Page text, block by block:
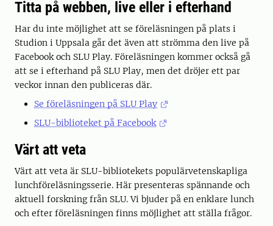
Titta på webben, live eller i efterhand
Har du inte möjlighet att se föreläsningen på plats i
Studion i Uppsala går det även att strömma den live på
Facebook och SLU Play. Föreläsningen kommer också gå
att se i efterhand på SLU Play, men det dröjer ett par
veckor innan den publiceras där.
Se föreläsningen på SLU Play
SLU-biblioteket på Facebook
Värt att veta
Värt att veta är SLU-bibliotekets populärvetenskapliga
lunchföreläsningsserie. Här presenteras spännande och
aktuell forskning från SLU. Vi bjuder på en enklare lunch
och efter föreläsningen finns möjlighet att ställa frågor.